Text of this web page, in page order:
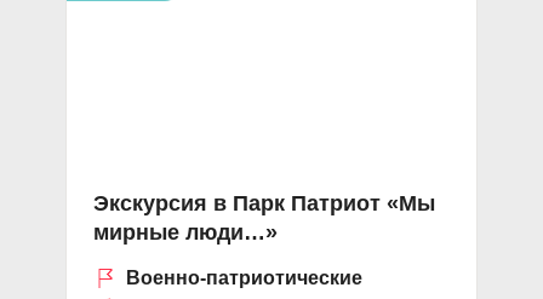
Экскурсия в Парк Патриот «Мы
мирные люди…»
Военно-патриотические